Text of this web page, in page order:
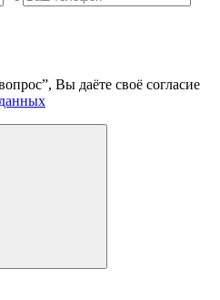
Вы даёте своё согласие